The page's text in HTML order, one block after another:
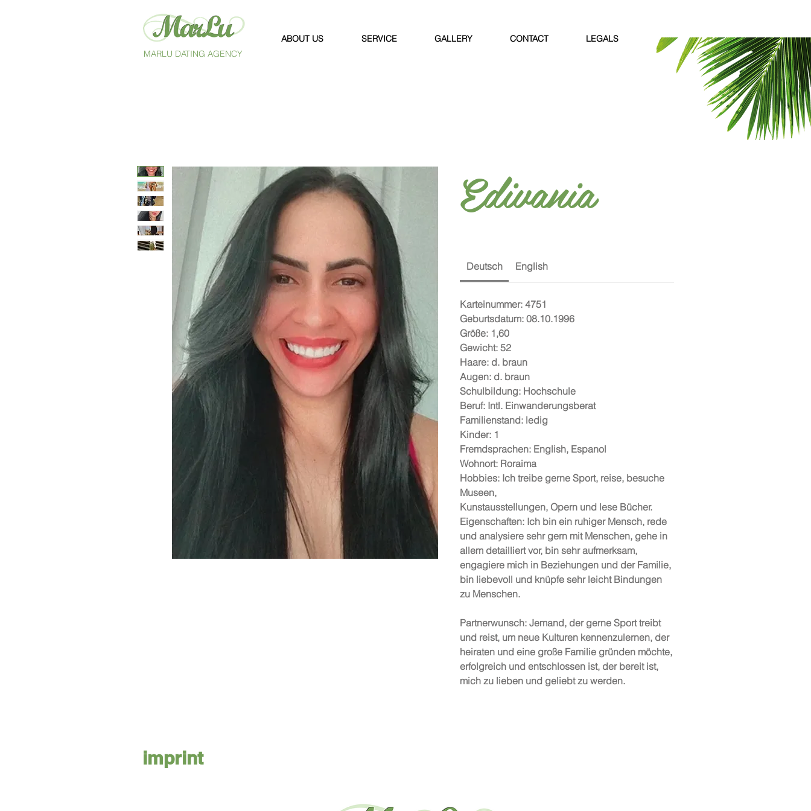
MARLU DATING AGENCY
ABOUT US SERVICE GALLERY CONTACT LEGALS
Edivania
Deutsch English
Karteinummer: 4751
Geburtsdatum: 08.10.1996
Größe: 1,60
Gewicht: 52
Haare: d. braun
Augen: d. braun
Schulbildung: Hochschule
Beruf: Intl. Einwanderungsberat
Familienstand: ledig
Kinder: 1
Fremdsprachen: English, Espanol
Wohnort: Roraima
Hobbies: Ich treibe gerne Sport, reise, besuche
Museen,
Kunstausstellungen, Opern und lese Bücher.
Eigenschaften: Ich bin ein ruhiger Mensch, rede
und analysiere sehr gern mit Menschen, gehe in
allem detailliert vor, bin sehr aufmerksam,
engagiere mich in Beziehungen und der Familie,
bin liebevoll und knüpfe sehr leicht Bindungen
zu Menschen.
Partnerwunsch: Jemand, der gerne Sport treibt
und reist, um neue Kulturen kennenzulernen, der
heiraten und eine große Familie gründen möchte,
erfolgreich und entschlossen ist, der bereit ist,
mich zu lieben und geliebt zu werden.
imprint